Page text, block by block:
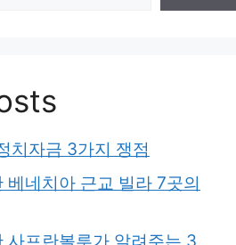
치자금 3가지 쟁점
베네치아 근교 빌라 7곳의